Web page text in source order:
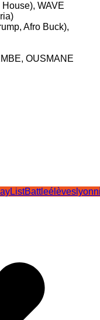
WAVE
Afro Buck),
OUSMANE
Battleélèves lyon